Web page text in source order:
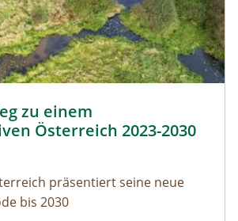
zu einem
Österreich 2023-2030
präsentiert seine neue
bis 2030